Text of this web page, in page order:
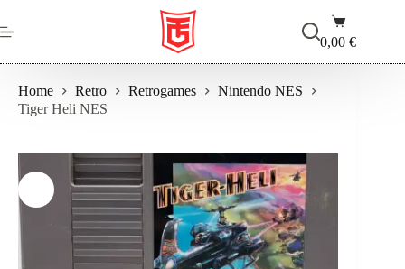
al
contenuto
Carrello
0,00€
Home Retro Retrogames
Nintendo NES
Tiger Heli NES